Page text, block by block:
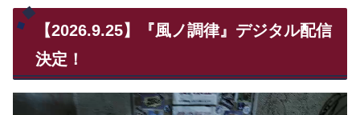
【2026.9.25】『風ノ調律』デジタル配信
決定！